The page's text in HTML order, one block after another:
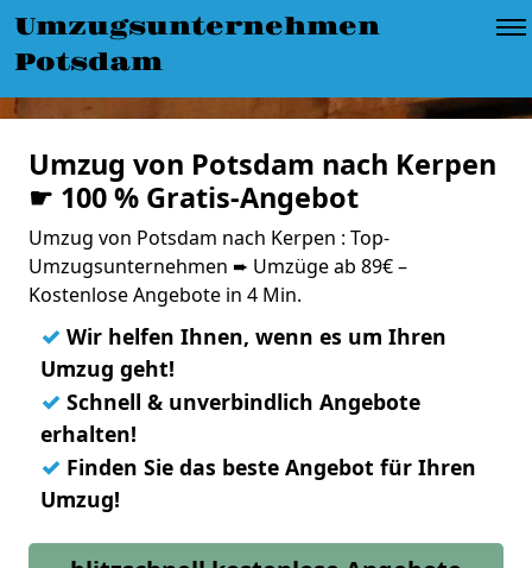
Umzugsunternehmen
Potsdam
Umzug von Potsdam nach Kerpen
☛ 100 % Gratis-Angebot
Umzug von Potsdam nach Kerpen : Top-
Umzugsunternehmen ➨ Umzüge ab 89€ –
Kostenlose Angebote in 4 Min.
✓ Wir helfen Ihnen, wenn es um Ihren
Umzug geht!
✓ Schnell & unverbindlich Angebote
erhalten!
✓ Finden Sie das beste Angebot für Ihren
Umzug!